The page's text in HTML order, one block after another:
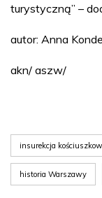
turystyczną” –
autor: Anna
akn/ aszw/
insurekcja
historia Warszawy